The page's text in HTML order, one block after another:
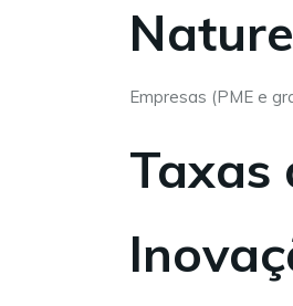
Empresas (PME e
Taxas